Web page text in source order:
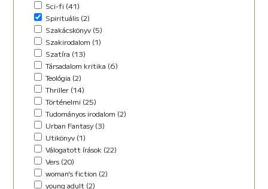
Sci-fi (41)
Spirituális (2)
Szakácskönyv (5)
Szakirodalom (1)
Szatíra (13)
Társadalom kritika (6)
Teológia (2)
Thriller (14)
Történelmi (25)
Tudományos irodalom (2)
Urban Fantasy (3)
Utikönyv (1)
Válogatott írások (22)
Vers (20)
woman's fiction (2)
young adult (2)